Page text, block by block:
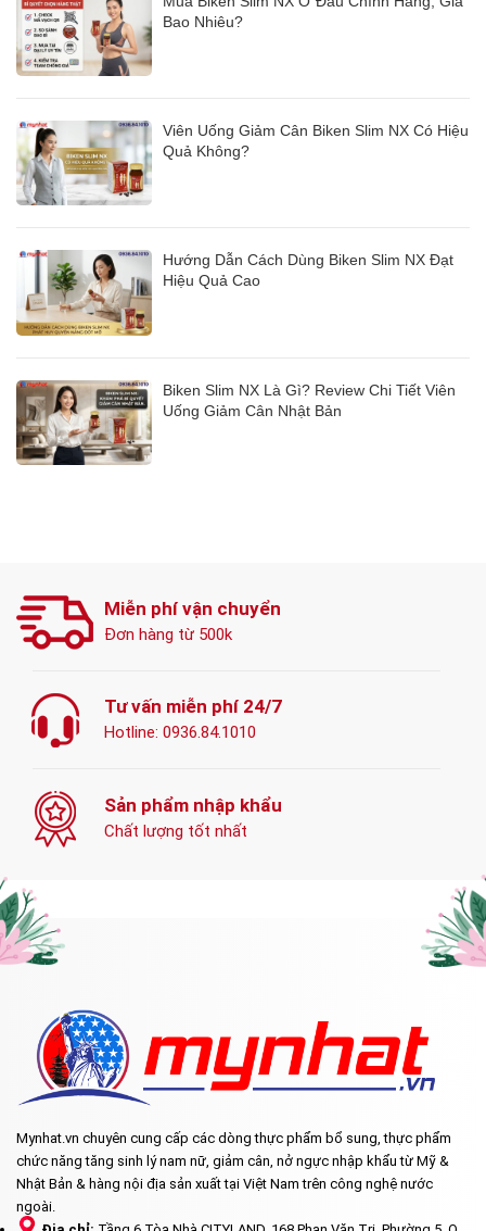
Bao Nhiêu?
Viên Uống Giảm Cân Biken Slim NX Có Hiệu
Quả Không?
Hướng Dẫn Cách Dùng Biken Slim NX Đạt
Hiệu Quả Cao
Biken Slim NX Là Gì? Review Chi Tiết Viên
Uống Giảm Cân Nhật Bản
Miễn phí vận chuyển
Đơn hàng từ 500k
Tư vấn miễn phí 24/7
Hotline: 0936.84.1010
Sản phẩm nhập khẩu
Chất lượng tốt nhất
Mynhat.vn chuyên cung cấp các dòng thực phẩm bổ sung, thực phẩm
chức năng tăng sinh lý nam nữ, giảm cân, nở ngực nhập khẩu từ Mỹ &
Nhật Bản & hàng nội địa sản xuất tại Việt Nam trên công nghệ nước
ngoài.